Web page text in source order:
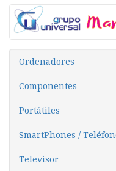
Ordenadores
Componentes
Portátiles
SmartPhones /
Televisor